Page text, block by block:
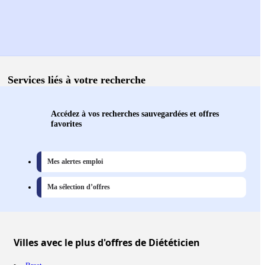
Services liés à votre recherche
Accédez à vos recherches sauvegardées et offres
favorites
Mes alertes emploi
Ma sélection d’offres
Villesavec le plus d'offres de Diététicien